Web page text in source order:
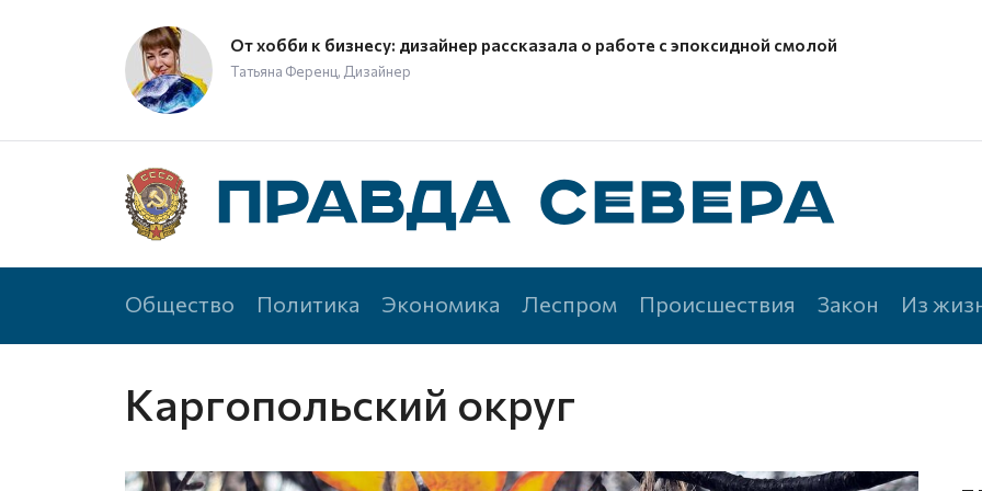
От хобби к бизнесу: дизайнер рассказала о работе с эпоксидной смолой
Татьяна Ференц, Дизайнер
Общество Политика Экономика Леспром Происшествия Закон Из
Каргопольский округ